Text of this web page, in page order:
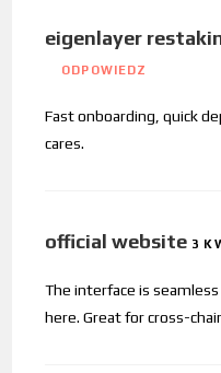
eigenlayer
ODPOWIEDZ
Fast onboarding, quick
cares.
official website 3
The interface is
here. Great for cross-